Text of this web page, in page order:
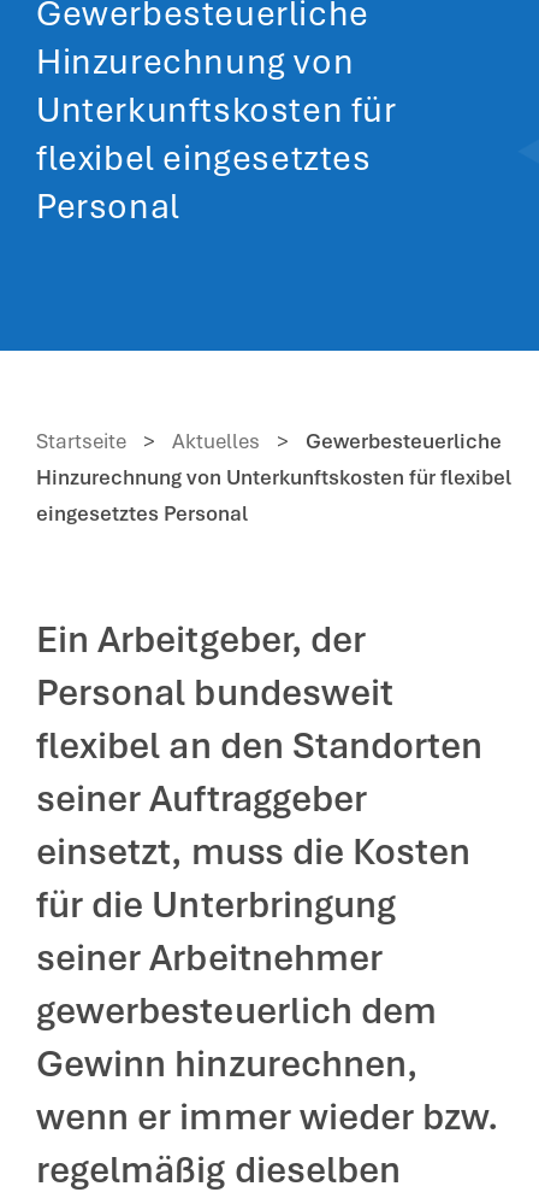
Gewerbesteuerliche
Hinzurechnung von
Unterkunftskosten für
flexibel eingesetztes
Personal
Startseite > Aktuelles >
Gewerbesteuerliche
Hinzurechnung von Unterkunftskosten für flexibel
eingesetztes Personal
Ein Arbeitgeber, der
Personal bundesweit
flexibel an den Standorten
seiner Auftraggeber
einsetzt, muss die Kosten
für die Unterbringung
seiner Arbeitnehmer
gewerbesteuerlich dem
Gewinn hinzurechnen,
wenn er immer wieder bzw.
regelmäßig dieselben